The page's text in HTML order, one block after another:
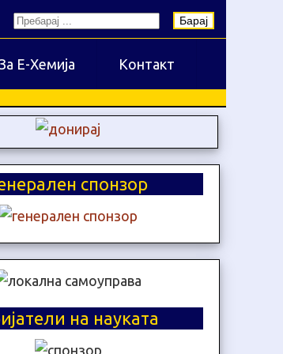
Барај
Е-Хемија Контакт
спонзор
на науката